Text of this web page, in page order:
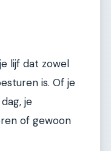
lijf dat zowel
is. Of je
je
of gewoon